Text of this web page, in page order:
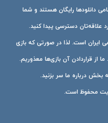
دانلودها رایگان هستند و شما
علاقه‌تان دسترسی پیدا کنید.
ایران است. لذا در صورتی که بازی
از قراردادن آن بازی‌ها معذوریم.
بخش درباره ما سر بزنید.
محفوظ است.